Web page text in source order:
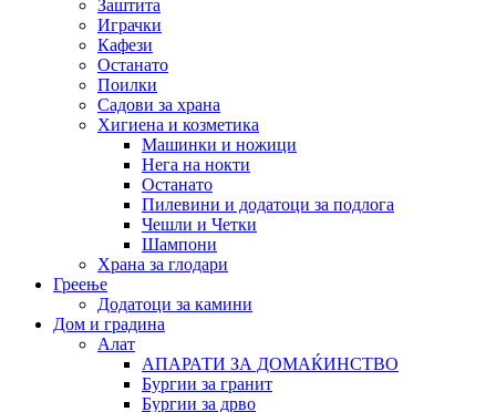
Заштита
Играчки
Кафези
Останато
Поилки
Садови за храна
Хигиена и козметика
Машинки и ножици
Нега на нокти
Останато
Пилевини и додатоци за подлога
Чешли и Четки
Шампони
Храна за глодари
Греење
Додатоци за камини
Дом и градина
Алат
АПАРАТИ ЗА ДОМАЌИНСТВО
Бургии за гранит
Бургии за дрво